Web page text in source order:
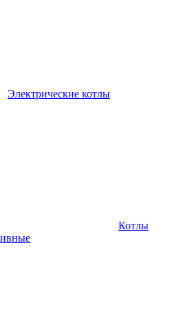
Электрические котлы
Котлы